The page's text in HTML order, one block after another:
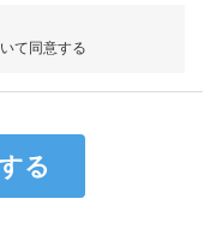
す。
ません。
て同意する